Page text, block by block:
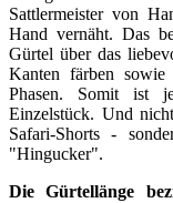
Sattlermeister von
Hand vernäht. Das
Gürtel über das
Kanten färben
Phasen. Somit ist
Einzelstück. Und
Safari-Shorts -
"Hingucker".
Die Gürtellänge